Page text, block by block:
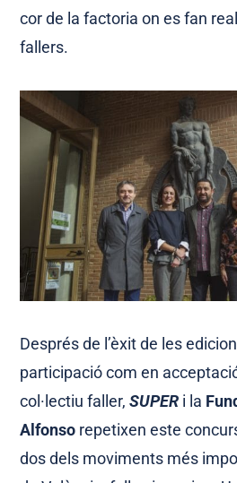
cor de la factoria on es fan
fallers.
Després de l’èxit de les
participació com en
col·lectiu faller,SUPER i la
Alfonso repetixen este
dos dels moviments més